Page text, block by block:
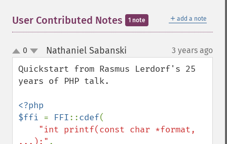
＋ add a note
User Contributed Notes 1 note
up
down
0 Nathaniel Sabanski 3 years ago
Quickstart from Rasmus Lerdorf's 25
years of PHP talk.
<?php
$ffi = FFI::cdef(
"int printf(const char *format,
...);" ,